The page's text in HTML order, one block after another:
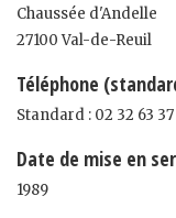
Chaussée d'Andelle
27100 Val-de-Reuil
Téléphone
Standard : 02 32 63
Date de mise en
1989